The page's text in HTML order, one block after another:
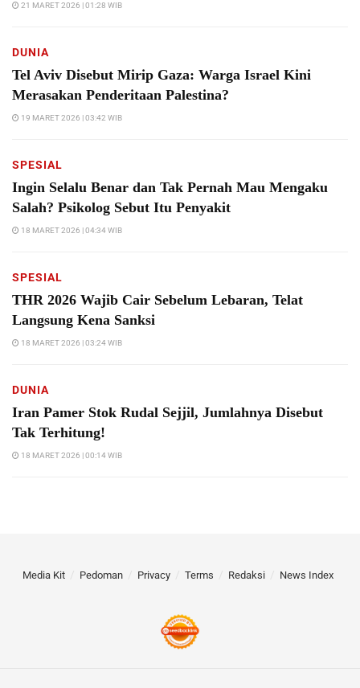
21 MARET 2026 | 01:28 WIB
DUNIA
Tel Aviv Disebut Mirip Gaza: Warga Israel Kini
Merasakan Penderitaan Palestina?
19 MARET 2026 | 03:42 WIB
SPESIAL
Ingin Selalu Benar dan Tak Pernah Mau Mengaku
Salah? Psikolog Sebut Itu Penyakit
18 MARET 2026 | 04:34 WIB
SPESIAL
THR 2026 Wajib Cair Sebelum Lebaran, Telat
Langsung Kena Sanksi
18 MARET 2026 | 03:24 WIB
DUNIA
Iran Pamer Stok Rudal Sejjil, Jumlahnya Disebut
Tak Terhitung!
18 MARET 2026 | 00:14 WIB
Media Kit Pedoman Privacy Terms Redaksi News Index